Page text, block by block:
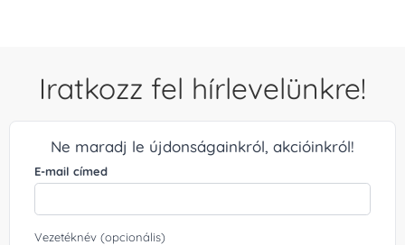
Iratkozz fel hírlevelünkre!
Ne maradj le újdonságainkról, akcióinkról!
E-mail címed
Vezetéknév (opcionális)